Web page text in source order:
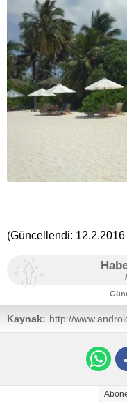
(Güncellendi:
Kaynak: http://
founder-shares-